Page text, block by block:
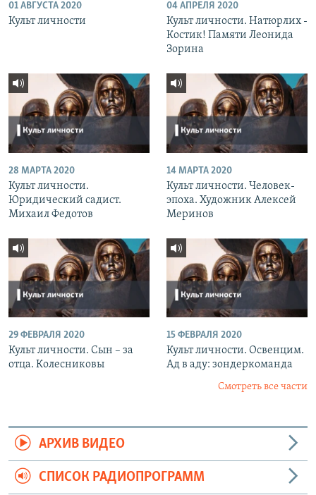
01 АВГУСТА 2020
Культ личности
04 АПРЕЛЯ 2020
Культ личности. Натюрлих -
Костик! Памяти Леонида
Зорина
28 МАРТА 2020
Культ личности.
Юридический садист.
Михаил Федотов
14 МАРТА 2020
Культ личности. Человек-
эпоха. Художник Алексей
Меринов
29 ФЕВРАЛЯ 2020
Культ личности. Сын – за
отца. Колесниковы
15 ФЕВРАЛЯ 2020
Культ личности. Освенцим.
Ад в аду: зондеркоманда
Смотреть все части
АРХИВ ВИДЕО
СПИСОК РАДИОПРОГРАММ